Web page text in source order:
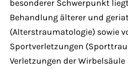
besonderer Schwerpunkt
Behandlung älterer und
(Alterstraumatologie) sowie
Sportverletzungen
Verletzungen der Wirbelsäule